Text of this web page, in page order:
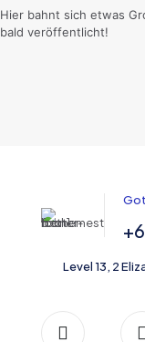
Hier bahnt sich etwas
bald veröffentlicht!
Level 13, 2